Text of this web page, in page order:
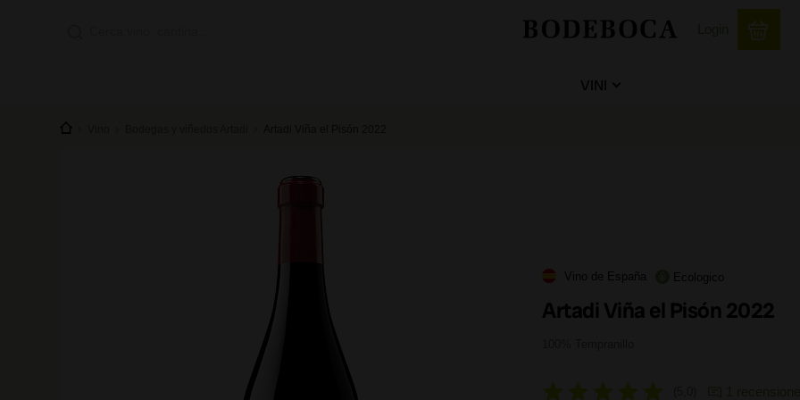
VINI
Vino de España Ecologico
Artadi Viña el Pisón 2022